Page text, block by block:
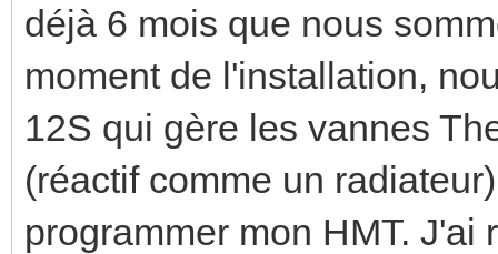
déjà 6 mois que nous
moment de l'installation,
12S qui gère les vannes
(réactif comme un
programmer mon HMT.